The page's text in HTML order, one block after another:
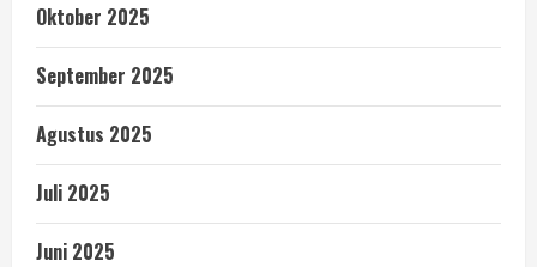
Oktober 2025
September 2025
Agustus 2025
Juli 2025
Juni 2025